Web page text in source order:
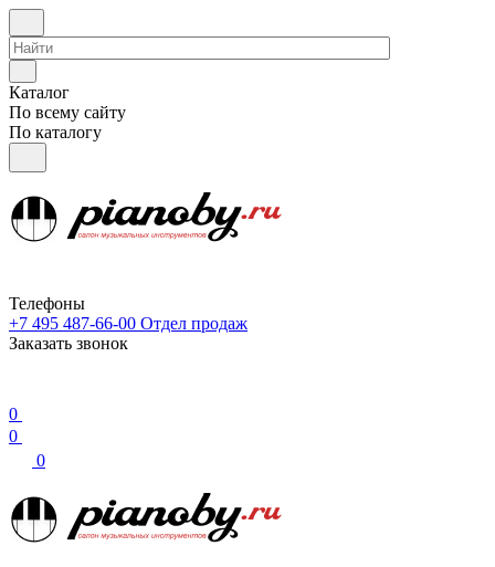
Каталог
По всему сайту
По каталогу
Телефоны
+7 495 487-66-00 Отдел продаж
Заказать звонок
0
0
0